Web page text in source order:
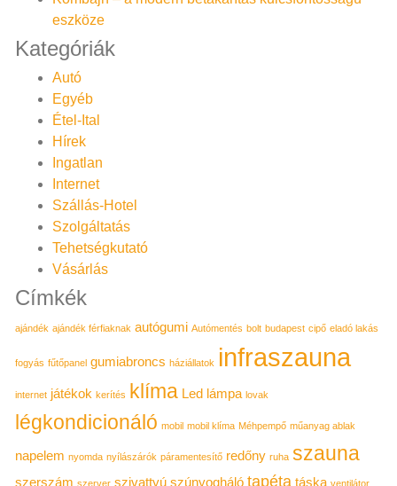
eszköze
Kategóriák
Autó
Egyéb
Étel-Ital
Hírek
Ingatlan
Internet
Szállás-Hotel
Szolgáltatás
Tehetségkutató
Vásárlás
Címkék
ajándék ajándék férfiaknak autógumi Autómentés bolt budapest cipő eladó lakás
fogyás fűtőpanel gumiabroncs háziállatok infraszauna
internet játékok kerítés klíma Led lámpa lovak
légkondicionáló mobil mobil klíma Méhpempő műanyag ablak
napelem nyomda nyílászárók páramentesítő redőny ruha szauna
szerszám szerver szivattyú szúnyogháló tapéta táska ventilátor